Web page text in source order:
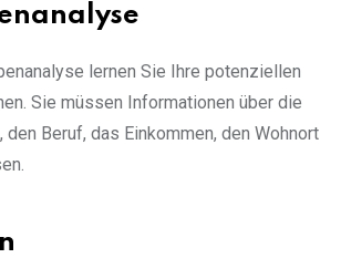
lernen Sie Ihre potenziellen
Sie müssen Informationen über die
Beruf, das Einkommen, den Wohnort